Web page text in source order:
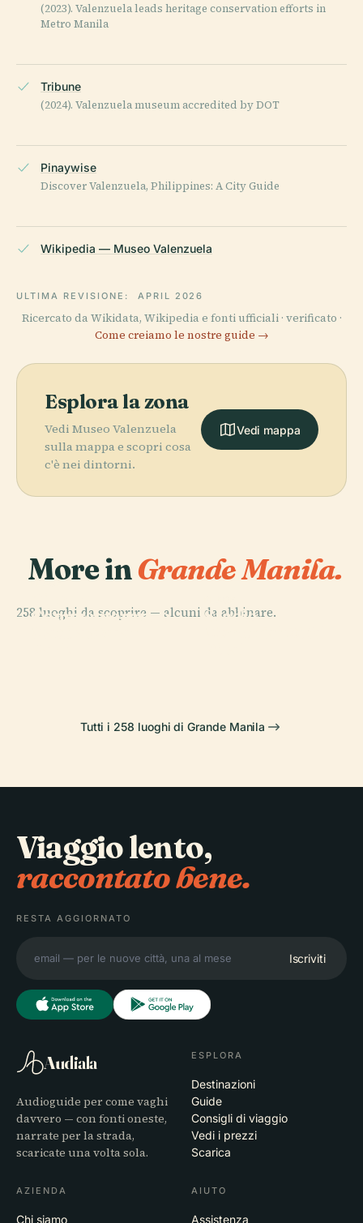
(2023). Valenzuela leads heritage conservation efforts in
Metro Manila
Tribune
(2024). Valenzuela museum accredited by DOT
Pinaywise
Discover Valenzuela, Philippines: A City Guide
Wikipedia — Museo Valenzuela
ULTIMA REVISIONE: APRIL 2026
Ricercato da Wikidata, Wikipedia e fonti ufficiali · verificato ·
Come creiamo le nostre guide →
Esplora la zona
Vedi Museo Valenzuela
sulla mappa e scopri cosa
c'è nei dintorni.
Vedi mappa
More inGrande Manila.
258 luoghi da scoprire — alcuni da abbinare.
PLACE
Commemorativo
Stadio
PLACE PLACE
Tutti i 258 luoghi di Grande Manila
Viaggio lento,
raccontato bene.
RESTA AGGIORNATO
Iscriviti
Audiala
Audioguide per come vaghi
davvero — con fonti oneste,
narrate per la strada,
scaricate una volta sola.
ESPLORA
Destinazioni
Guide
Consigli di viaggio
Vedi i prezzi
Scarica
AZIENDA
Chi siamo
AIUTO
Assistenza